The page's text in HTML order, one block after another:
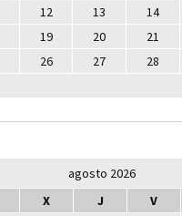
12 13 14
19 20 21
26 27 28
agosto 2026
X J V